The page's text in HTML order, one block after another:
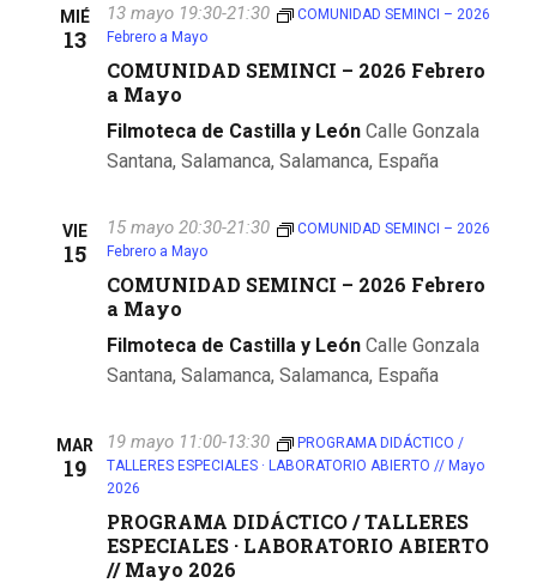
MIÉ
13
13 mayo 19:30-21:30
COMUNIDAD SEMINCI – 2026
Febrero a Mayo
COMUNIDAD SEMINCI – 2026 Febrero
a Mayo
Filmoteca de Castilla y León Calle Gonzala
Santana, Salamanca, Salamanca, España
VIE
15
15 mayo 20:30-21:30
COMUNIDAD SEMINCI – 2026
Febrero a Mayo
COMUNIDAD SEMINCI – 2026 Febrero
a Mayo
Filmoteca de Castilla y León Calle Gonzala
Santana, Salamanca, Salamanca, España
MAR
19
19 mayo 11:00-13:30
PROGRAMA DIDÁCTICO /
TALLERES ESPECIALES · LABORATORIO ABIERTO // Mayo
2026
PROGRAMA DIDÁCTICO / TALLERES
ESPECIALES · LABORATORIO ABIERTO
// Mayo 2026